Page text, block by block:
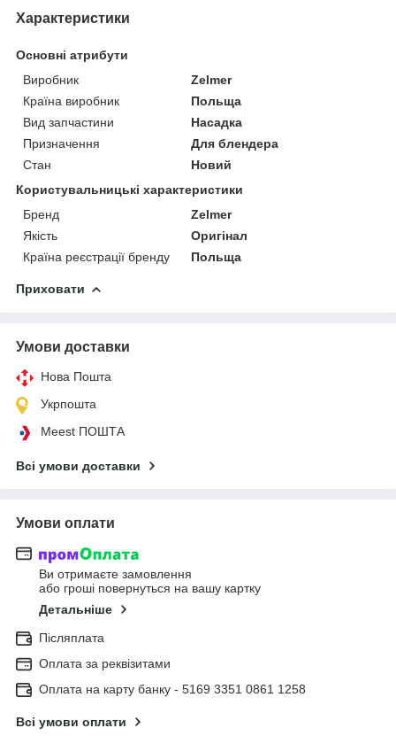
Характеристики
Основні атрибути
Виробник
Zelmer
Країна виробник
Польща
Вид запчастини
Насадка
Призначення
Для блендера
Стан
Новий
Користувальницькі характеристики
Бренд
Zelmer
Якість
Оригінал
Країна реєстрації бренду
Польща
Приховати
Умови доставки
Нова Пошта
Укрпошта
Meest ПОШТА
Всі умови доставки
Умови оплати
Ви отримаєте замовлення
або гроші повернуться на вашу картку
Детальніше
Післяплата
Оплата за реквізитами
Оплата на карту банку - 5169 3351 0861 1258
Всі умови оплати